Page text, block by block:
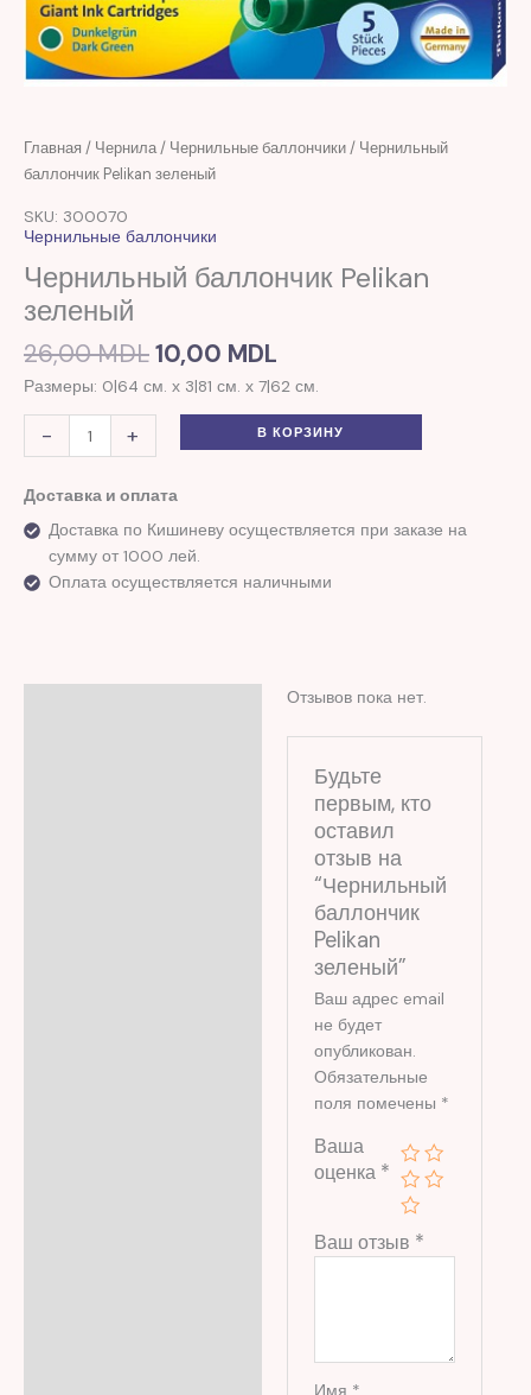
Главная / Чернила/ Чернильные баллончики/ Чернильный
баллончик Pelikan зеленый
SKU: 300070
Чернильные баллончики
Чернильный баллончик Pelikan
зеленый
26,00MDL
Первоначальная
цена
26,00 MDL.
10,00 MDL
Текущая
Размеры: 0|64 см. х 3|81 см. х 7|62 см.
-
Количество
товара
баллончик
Pelikan
зеленый
+ В КОРЗИНУ
Доставка и оплата
Доставка по Кишиневу осуществляется при заказе на
сумму от 1000 лей.
Оплата осуществляется наличными
Отзывов пока нет.
Будьте
первым, кто
оставил
отзыв на
“Чернильный
баллончик
Pelikan
зеленый”
Ваш адрес email
не будет
опубликован.
Обязательные
поля помечены *
Ваша
оценка *
Ваш отзыв *
Имя *